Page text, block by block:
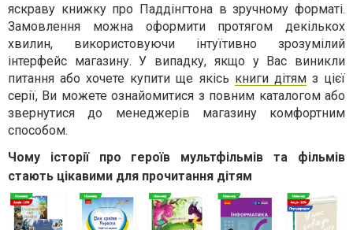
яскраву книжку про Паддінгтона в зручному форматі.
Замовлення можна оформити протягом декількох
хвилин, використовуючи інтуїтивно зрозумілий
інтерфейс магазину. У випадку, якщо у Вас виникли
питання або хочете купити ще якісь книги дітямз цієї
серії, Ви можете ознайомитися з повним каталогом або
звернутися до менеджерів магазину комфортним
способом.
Чому історії про героїв мультфільмів та фільмів
стають цікавими для прочитання дітям